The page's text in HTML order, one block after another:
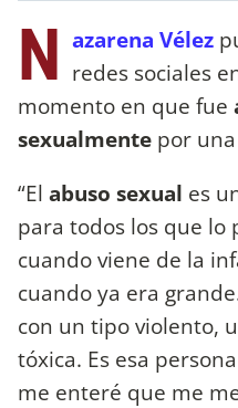
N azarena Vélez
redes sociales
momento en que fue
sexualmente por
“El abuso sexual es
para todos los que lo
cuando viene de la
cuando ya era
con un tipo violento,
tóxica. Es esa
me enteré que me